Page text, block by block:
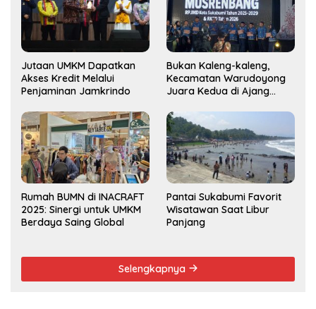
Jutaan UMKM Dapatkan
Akses Kredit Melalui
Penjaminan Jamkrindo
Bukan Kaleng-kaleng,
Kecamatan Warudoyong
Juara Kedua di Ajang
2025
Rumah BUMN di INACRAFT
2025: Sinergi untuk UMKM
Berdaya Saing Global
Pantai Sukabumi Favorit
Wisatawan Saat Libur
Panjang
Selengkapnya